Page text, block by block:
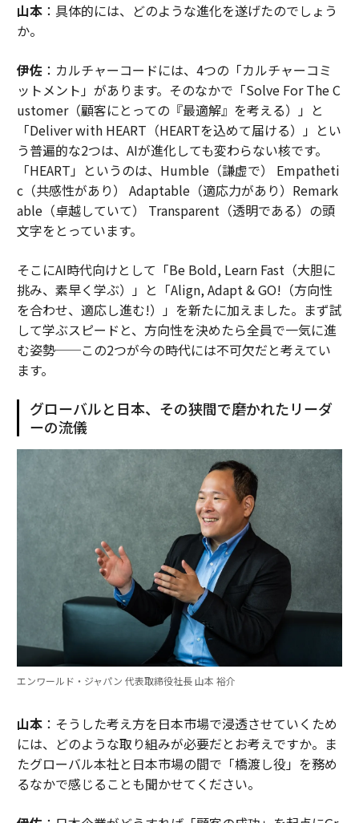
山本：具体的には、どのような進化を遂げたのでしょう
か。
伊佐：カルチャーコードには、4つの「カルチャーコミ
ットメント」があります。そのなかで「Solve For The C
ustomer（顧客にとっての『最適解』を考える）」と
「Deliver with HEART（HEARTを込めて届ける）」とい
う普遍的な2つは、AIが進化しても変わらない核です。
「HEART」というのは、Humble（謙虚で） Empatheti
c（共感性があり） Adaptable（適応力があり）Remark
able（卓越していて） Transparent（透明である）の頭
文字をとっています。
そこにAI時代向けとして「Be Bold, Learn Fast（大胆に
挑み、素早く学ぶ）」と「Align, Adapt & GO!（方向性
を合わせ、適応し進む!）」を新たに加えました。まず試
して学ぶスピードと、方向性を決めたら全員で一気に進
む姿勢──この2つが今の時代には不可欠だと考えてい
ます。
グローバルと日本、その狭間で磨かれたリーダ
ーの流儀
エンワールド・ジャパン 代表取締役社長 山本 裕介
山本：そうした考え方を日本市場で浸透させていくため
には、どのような取り組みが必要だとお考えですか。ま
たグローバル本社と日本市場の間で「橋渡し役」を務め
るなかで感じることも聞かせてください。